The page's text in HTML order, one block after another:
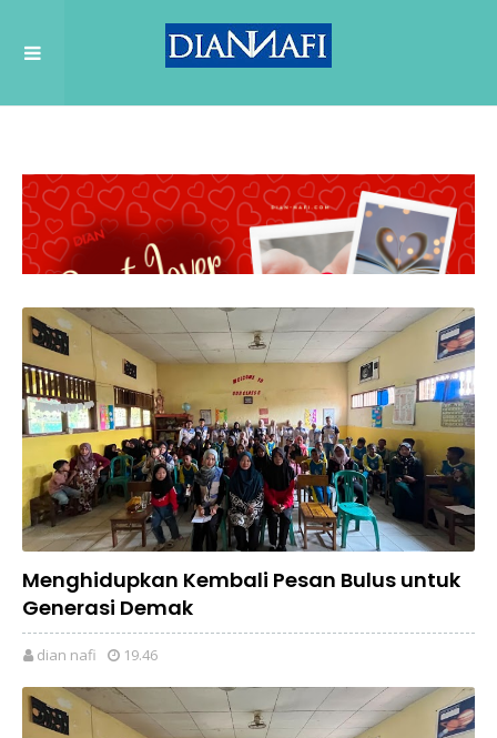
Menghidupkan Kembali Pesan Bulus untuk
Generasi Demak
dian nafi 19.46